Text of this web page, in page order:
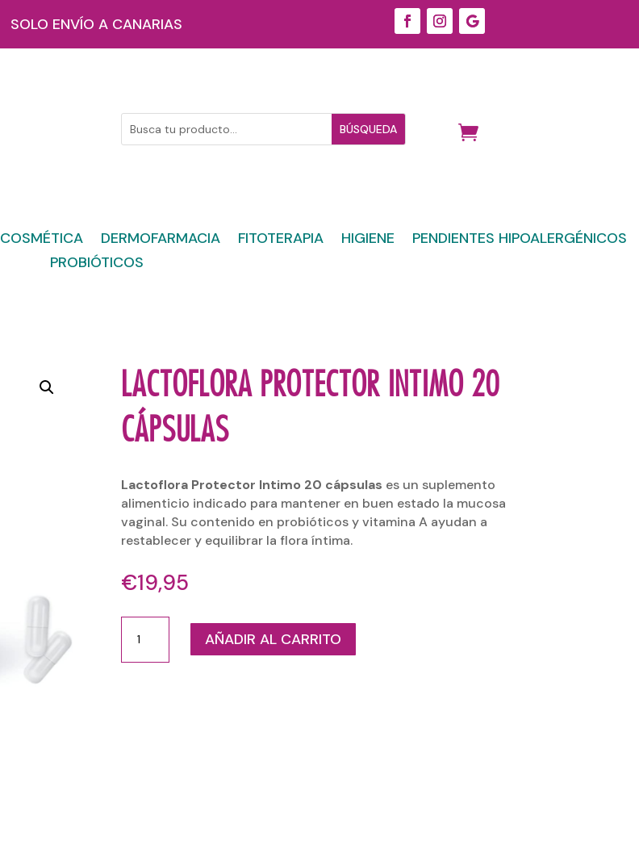
SOLO ENVÍO A CANARIAS
COSMÉTICA DERMOFARMACIA FITOTERAPIA HIGIENE
PENDIENTES HIPOALERGÉNICOS
PROBIÓTICOS
LACTOFLORA PROTECTOR INTIMO 20
CÁPSULAS
Lactoflora Protector Intimo 20 cápsulas es un suplemento
alimenticio indicado para mantener en buen estado la mucosa
vaginal. Su contenido en probióticos y vitamina A ayudan a
restablecer y equilibrar la flora íntima.
€19,95
PROTECTOR
INTIMO
AÑADIR AL CARRITO